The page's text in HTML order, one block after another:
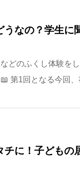
なの？学生に
どのふくし体験を
第1回となる今回
チに！子どもの